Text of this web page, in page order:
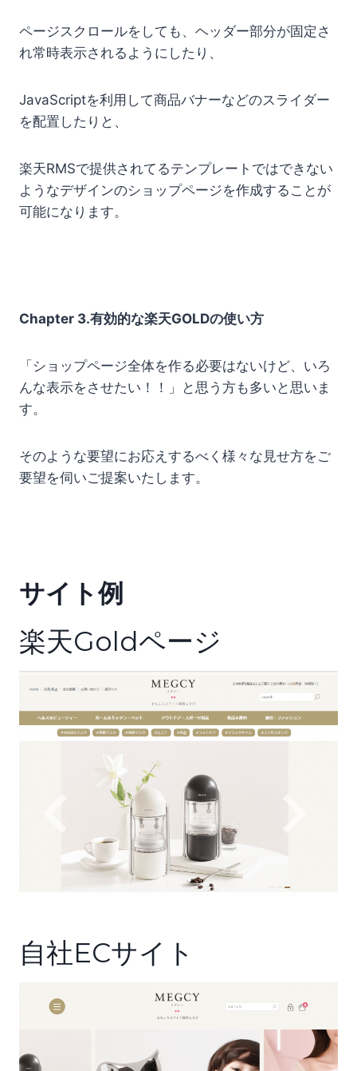
ページスクロールをしても、ヘッダー部分が固定さ
れ常時表示されるようにしたり、
JavaScriptを利用して商品バナーなどのスライダー
を配置したりと、
楽天RMSで提供されてるテンプレートではできない
ようなデザインのショップページを作成することが
可能になります。
Chapter 3.有効的な楽天GOLDの使い方
「ショップページ全体を作る必要はないけど、いろ
んな表示をさせたい！！」と思う方も多いと思いま
す。
そのような要望にお応えするべく様々な見せ方をご
要望を伺いご提案いたします。
サイト例
楽天Goldページ
自社ECサイト